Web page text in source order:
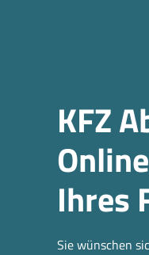
KFZ
Ihres
Sie wünschen